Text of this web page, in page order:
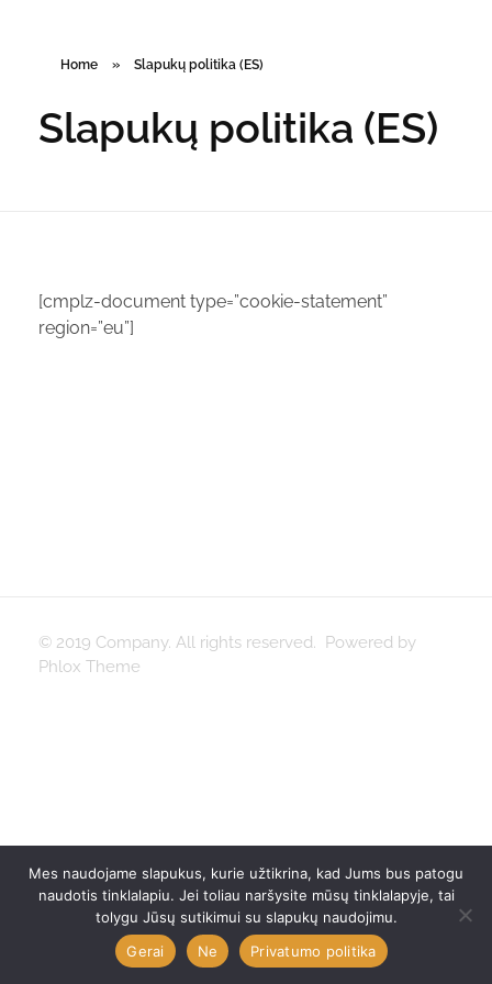
Home » Slapukų politika (ES)
Slapukų politika (ES)
[cmplz-document type=”cookie-statement”
region=”eu”]
© 2019 Company. All rights reserved. Powered by
Phlox Theme
Mes naudojame slapukus, kurie užtikrina, kad Jums bus patogu
naudotis tinklalapiu. Jei toliau naršysite mūsų tinklalapyje, tai
tolygu Jūsų sutikimui su slapukų naudojimu.
Gerai
Ne Privatumo politika